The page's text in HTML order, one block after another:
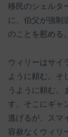
移民のシェルタ
に、伯父が強制
のことを慰める。
ウィリーはサイ
ように頼む。そ
うように頼む。
す。そこにギャ
逃げるが、スマ
容赦なくウィリ